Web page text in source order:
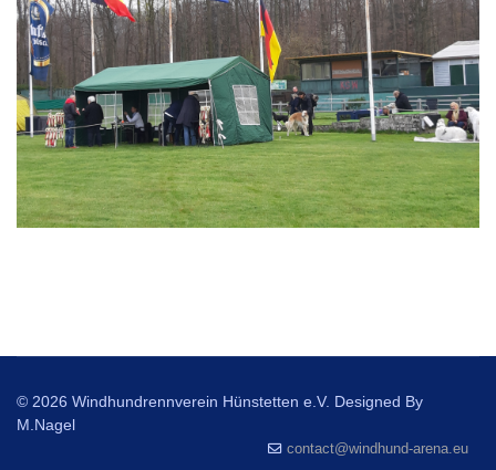
© 2026 Windhundrennverein Hünstetten e.V. Designed By
M.Nagel
contact@windhund-arena.eu